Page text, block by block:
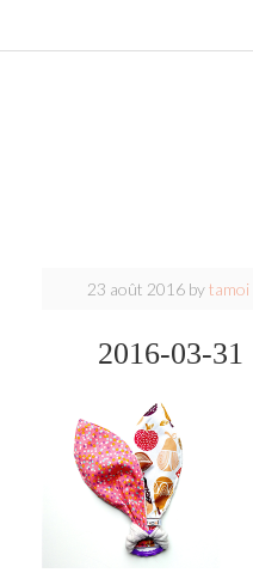
23 août 2016bytamoi
2016-03-31